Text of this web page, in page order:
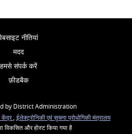
नीतियां
मदद
हमसे संपर्क करें
फ़ीडबैक
by District Administration
केंद्र,ईलेक्ट्रोनिकी एवं सुचना प्रोधोगिकी मंत्रालय
विकसित और होस्ट किया गया है